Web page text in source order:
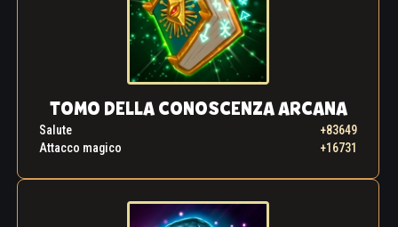
TOMO DELLA CONOSCENZA ARCANA
Salute
+83649
Attacco magico
+16731